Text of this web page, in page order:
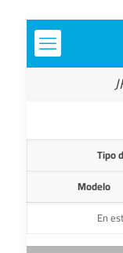
Tipo
Modelo
En